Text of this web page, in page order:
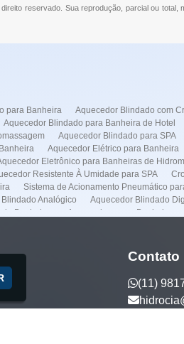
reservado. Sua reprodução, parcial ou total,
para Banheira
Aquecedor Blindado com
Aquecedor Blindado para Banheira de Hotel
Aquecedor Blindado para SPA
Aquecedor Elétrico para Banheira
Eletrônico para Banheiras de
Resistente À Umidade para SPA
Sistema de Acionamento Pneumático
Analógico Aquecedor Blindado
Banheiras Aquecedores pra Banheira
Instalação de
Manutenção Banheira
Spa Manutenção de Banheiras de
Venda de Banheira
Banheira Hidro em Higienópolis
Contato
(11)